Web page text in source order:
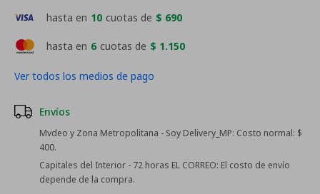
hasta en 6 cuotas de $ 1.150
hasta en 10 cuotas de $ 690
Ver todos los medios de pago
Envíos
Mvdeo y Zona Metropolitana - Soy Delivery_MP: Costo normal: $
400.
Capitales del Interior - 72 horas EL CORREO: El costo de envío
depende de la compra.